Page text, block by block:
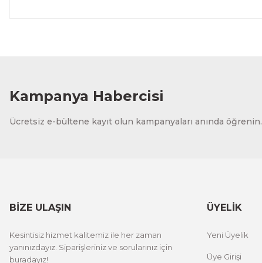
Kampanya Habercisi
Ücretsiz e-bültene kayıt olun kampanyaları anında öğrenin.
BİZE ULAŞIN
Kesintisiz hizmet kalitemiz ile her zaman
yanınızdayız. Siparişleriniz ve sorularınız için
buradayız!
ÜYELİK
Yeni Üyelik
Üye Girişi